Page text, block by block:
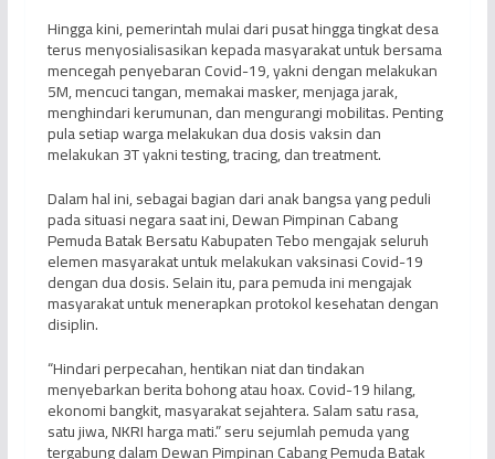
Hingga kini, pemerintah mulai dari pusat hingga tingkat desa
terus menyosialisasikan kepada masyarakat untuk bersama
mencegah penyebaran Covid-19, yakni dengan melakukan
5M, mencuci tangan, memakai masker, menjaga jarak,
menghindari kerumunan, dan mengurangi mobilitas. Penting
pula setiap warga melakukan dua dosis vaksin dan
melakukan 3T yakni testing, tracing, dan treatment.
Dalam hal ini, sebagai bagian dari anak bangsa yang peduli
pada situasi negara saat ini, Dewan Pimpinan Cabang
Pemuda Batak Bersatu Kabupaten Tebo mengajak seluruh
elemen masyarakat untuk melakukan vaksinasi Covid-19
dengan dua dosis. Selain itu, para pemuda ini mengajak
masyarakat untuk menerapkan protokol kesehatan dengan
disiplin.
“Hindari perpecahan, hentikan niat dan tindakan
menyebarkan berita bohong atau hoax. Covid-19 hilang,
ekonomi bangkit, masyarakat sejahtera. Salam satu rasa,
satu jiwa, NKRI harga mati.” seru sejumlah pemuda yang
tergabung dalam Dewan Pimpinan Cabang Pemuda Batak